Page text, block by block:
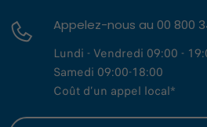
Appelez-nous au 00 800
Lundi - Vendredi 09:00 -
Samedi 09:00-18:00
Coût d’un appel local*